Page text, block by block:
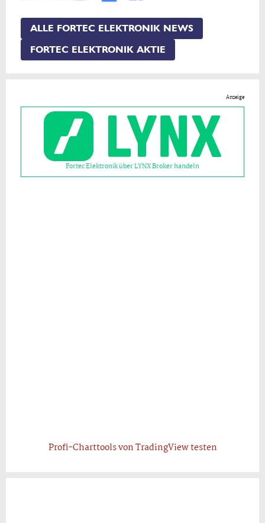
ALLE FORTEC ELEKTRONIK NEWS
FORTEC ELEKTRONIK AKTIE
Anzeige
Fortec Elektronik über LYNX Broker handeln
Profi-Charttools von TradingView testen